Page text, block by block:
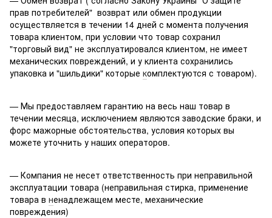
прав потребителей" возврат или обмен продукции
осуществляется в течении 14 дней с момента получения
товара клиентом, при условии что товар сохранил
"торговый вид" не эксплуатировался клиентом, не имеет
механических повреждений, и у клиента сохранились
упаковка и "шильдики" которые комплектуются с товаром).
— Мы предоставляем гарантию на весь наш товар в
течении месяца, исключением являются заводские браки, и
форс мажорные обстоятельства, условия которых вы
можете уточнить у наших операторов.
— Компания не несет ответственность при неправильной
эксплуатации товара (неправильная стирка, применение
товара в ненадлежащем месте, механические
повреждения)